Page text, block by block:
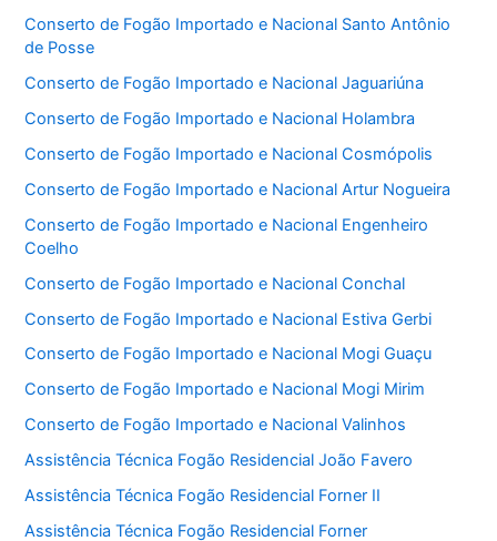
Conserto de Fogão Importado e Nacional Santo Antônio
de Posse
Conserto de Fogão Importado e Nacional Jaguariúna
Conserto de Fogão Importado e Nacional Holambra
Conserto de Fogão Importado e Nacional Cosmópolis
Conserto de Fogão Importado e Nacional Artur Nogueira
Conserto de Fogão Importado e Nacional Engenheiro
Coelho
Conserto de Fogão Importado e Nacional Conchal
Conserto de Fogão Importado e Nacional Estiva Gerbi
Conserto de Fogão Importado e Nacional Mogi Guaçu
Conserto de Fogão Importado e Nacional Mogi Mirim
Conserto de Fogão Importado e Nacional Valinhos
Assistência Técnica Fogão Residencial João Favero
Assistência Técnica Fogão Residencial Forner II
Assistência Técnica Fogão Residencial Forner